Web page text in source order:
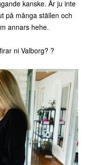
kanske. Är ju inte
på många ställen och
annars hehe.
ni Valborg? ?